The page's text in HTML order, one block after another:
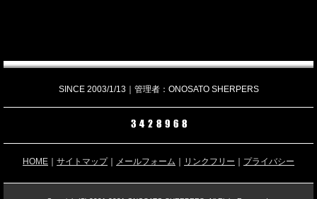
SINCE 2003/1/13｜管理者：ONOSATO SHERPERS
HOME ｜ サイトマップ｜ メールフォーム ｜ リンクフリー ｜ プライバシー